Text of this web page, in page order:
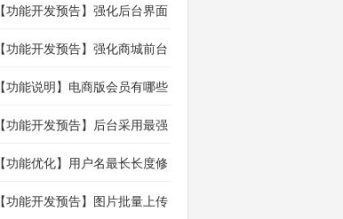
【功能开发预告】强化后台界面
和财务数据统计
【功能开发预告】强化商城前台
装修功能
【功能说明】电商版会员有哪些
功能？分销有哪些功能？
【功能开发预告】后台采用最强
大好用的富文本编辑器tinymce
【功能优化】用户名最长长度修
改为20位字符
【功能开发预告】图片批量上传